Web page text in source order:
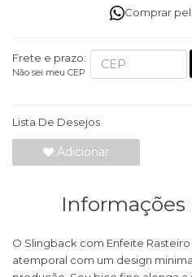
Comprar
Frete e prazo:
Não sei meu CEP
Lista De Desejos
Adicionar
O Slingback com Enfeite
atemporal com um design